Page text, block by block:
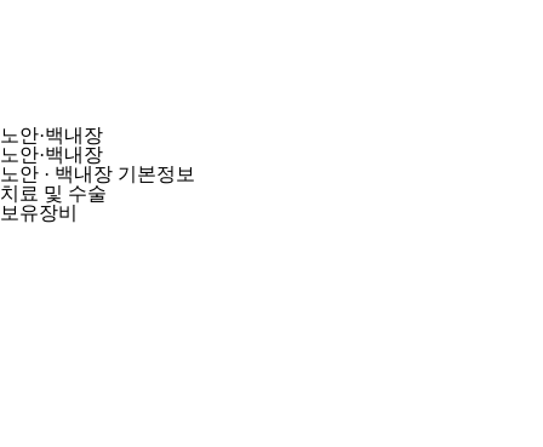
노안·백내장
노안·백내장
노안 · 백내장 기본정보
치료 및 수술
보유장비